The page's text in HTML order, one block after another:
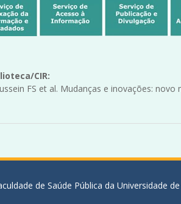
CIR:
FS et al. Mudanças e inovações:
de Saúde Pública da Universidade